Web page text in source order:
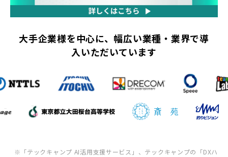
大手企業様を中心に、幅広い業種・業界で導
入いただいています
※「テックキャンプ AI活用支援サービス」、テックキャンプの「DXハ